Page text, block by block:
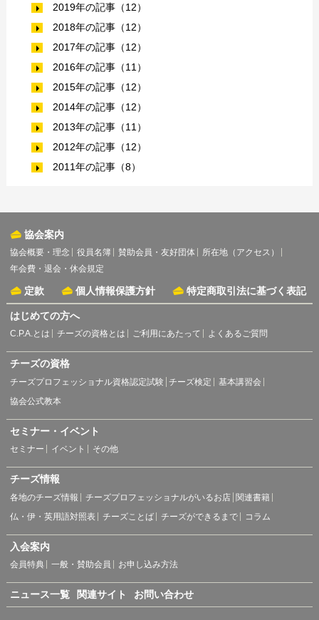
2019年の記事（12）
2018年の記事（12）
2017年の記事（12）
2016年の記事（11）
2015年の記事（12）
2014年の記事（12）
2013年の記事（11）
2012年の記事（12）
2011年の記事（8）
協会案内
協会概要・理念 役員名簿 賛助会員・友好団体
所在地（アクセス）
年会費・退会・休会規定
定款 個人情報保護方針 特定商取引法に基づく表記
はじめての方へ
C.P.A.とは チーズの資格とは ご利用にあたって よくあるご質問
チーズの資格
チーズプロフェッショナル資格認定試験 チーズ検定
基本講習会
協会公式教本
セミナー・イベント
セミナー イベント その他
チーズ情報
各地のチーズ情報 チーズプロフェッショナルがいるお店 関連書籍
仏・伊・英用語対照表
チーズことば チーズができるまで コラム
入会案内
会員特典 一般・賛助会員 お申し込み方法
ニュース一覧 関連サイト お問い合わせ